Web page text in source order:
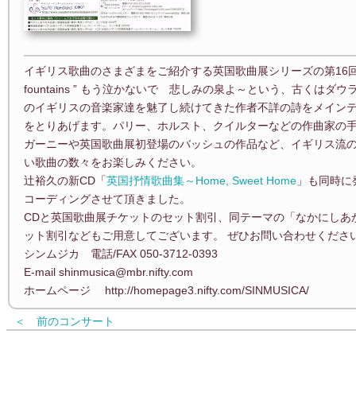
イギリス歌曲のさまざまをご紹介する英国歌曲展シリーズの第16
fountains ” もう泣かないで 悲しみの泉よ～という、古くはダウ
のイギリスの音楽家達を魅了し続けてきた作者不詳の詩をメイン
をとりあげます。パリー、ホルスト、クイルターなどの作曲家の
ガーニーや英国歌曲展初登場のバッシュの作品など、イギリス流
い歌曲の数々をお楽しみください。
辻裕久の新CD「英国抒情歌曲集～Home, Sweet Home 」も同時
コーディングさせて頂きました。
CDと英国歌曲展チケットのセット割引、同テーマの「なかにし
ット割引などもご用意してございます。 ぜひお問い合わせくださ
シンムジカ 電話/FAX 050-3712-0393
E-mail shinmusica@mbr.nifty.com
ホームページ http://homepage3.nifty.com/SINMUSICA/
＜ 前のコンサート